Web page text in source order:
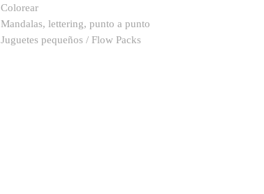
Colorear
Mandalas, lettering, punto a punto
Juguetes pequeños / Flow Packs